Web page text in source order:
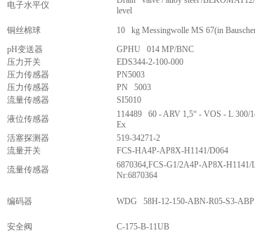
电子水平仪
level
铜丝棉球
10 kg Messingwolle MS 67(in
pH变送器
GPHU 014 MP/BNC
压力开关
EDS344-2-100-000
压力传感器
PN5003
压力传感器
PN 5003
流量传感器
SI5010
液位传感器
114489 60 - ARV 1,5“ - VOS - L 300/
Ex
活塞探测器
519-34271-2
流量开关
FCS-HA4P-AP8X-H1141/D064
流量传感器
6870364,FCS-G1/2A4P-AP8X-H1141/
Nr:6870364
编码器 WDG 58H-12-150-ABN-R05-S3-ABP
安全阀
C-175-B-11UB